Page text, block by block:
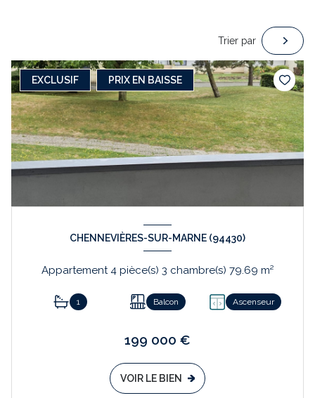
Trier par
EXCLUSIF PRIX EN BAISSE
CHENNEVIÈRES-SUR-MARNE (94430)
Appartement 4 pièce(s) 3 chambre(s) 79.69 m²
1 Balcon Ascenseur
199 000 €
VOIR LE BIEN